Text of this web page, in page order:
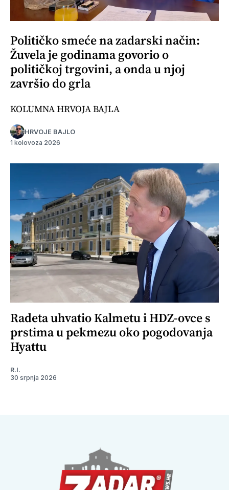
Političko smeće na zadarski način:
Žuvela je godinama govorio o
političkoj trgovini, a onda u njoj
završio do grla
KOLUMNA HRVOJA BAJLA
HRVOJE BAJLO
1 kolovoza 2026
Radeta uhvatio Kalmetu i HDZ-ovce s
prstima u pekmezu oko pogodovanja
Hyattu
R.I.
30 srpnja 2026